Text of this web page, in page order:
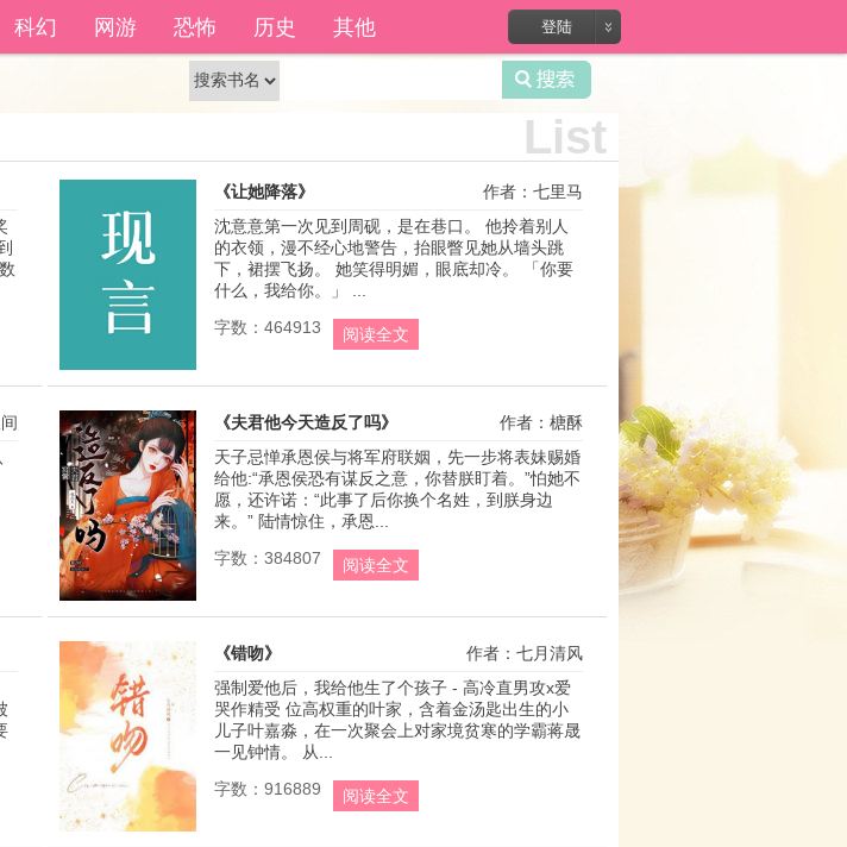
登陆
科幻 网游 恐怖 历史 其他
自动登录?
List
《让她降落》
作者：七里马
沈意意第一次见到周砚，是在巷口。 他拎着别人
的衣领，漫不经心地警告，抬眼瞥见她从墙头跳
下，裙摆飞扬。 她笑得明媚，眼底却冷。 「你要
什么，我给你。」 ...
字数：464913
阅读全文
《夫君他今天造反了吗》
作者：榶酥
天子忌惮承恩侯与将军府联姻，先一步将表妹赐婚
给他:“承恩侯恐有谋反之意，你替朕盯着。”怕她不
愿，还许诺：“此事了后你换个名姓，到朕身边
来。” 陆情惊住，承恩...
字数：384807
阅读全文
《错吻》
作者：七月清风
强制爱他后，我给他生了个孩子 - 高冷直男攻x爱
哭作精受 位高权重的叶家，含着金汤匙出生的小
儿子叶嘉淼，在一次聚会上对家境贫寒的学霸蒋晟
一见钟情。 从...
字数：916889
阅读全文